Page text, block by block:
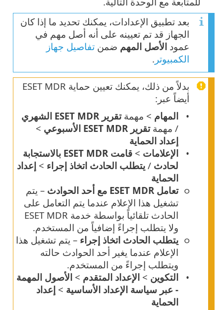
بعد تطبيق الإعدادات، يمكنك تحديد ما إذا كان
الجهاز قد تم تعيينه على أنه أصل مهم في
عمود الأصل المهم ضمن تفاصيل جهاز
الكمبيوتر .
بدلاً من ذلك، يمكنك تعيين حماية ESET MDR
أيضاً عبر:
المهام > مهمةتقرير ESET MDR الشهري
/ مهمةتقرير ESET MDR الأسبوعي
>
إعداد الحماية
الإعلامات >
قامت ESET MDR بالاستجابة
لحادث /يتطلب الحادث اتخاذ إجراء >إعداد
الحماية
تعامل ESET MDR مع أحد الحوادث
– يتم
تشغيل هذا الإعلام عندما يتم التعامل على
الحادث تلقائياً بواسطة خدمة ESET MDR
ولا يتطلب إجراءً إضافياً من المستخدم.
يتطلب الحادث اتخاذ إجراء – يتم تشغيل هذا
الإعلام عندما يغير أحد الحوادث حالته
ويتطلب إجراءً من المستخدم.
التكوين >الإعداد المتقدم >الأصول المهمة
- عبر سياسة الإعداد الأساسية >إعداد
الحماية